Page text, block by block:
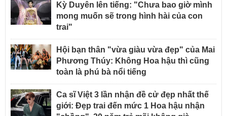
Kỳ Duyên lên tiếng: "Chưa bao giờ mình
mong muốn sẽ trong hình hài của con
trai"
Hội bạn thân "vừa giàu vừa đẹp" của Mai
Phương Thúy: Không Hoa hậu thì cũng
toàn là phú bà nổi tiếng
Ca sĩ Việt 3 lần nhận đề cử đẹp nhất thế
giới: Đẹp trai đến mức 1 Hoa hậu nhận